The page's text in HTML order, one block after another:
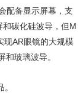
配备显示屏幕，支
碳化硅波导，但M
现AR眼镜的大规模
玻璃波导。